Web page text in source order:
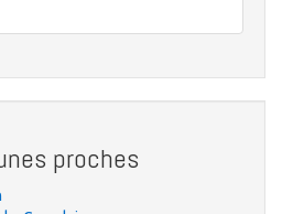
proches